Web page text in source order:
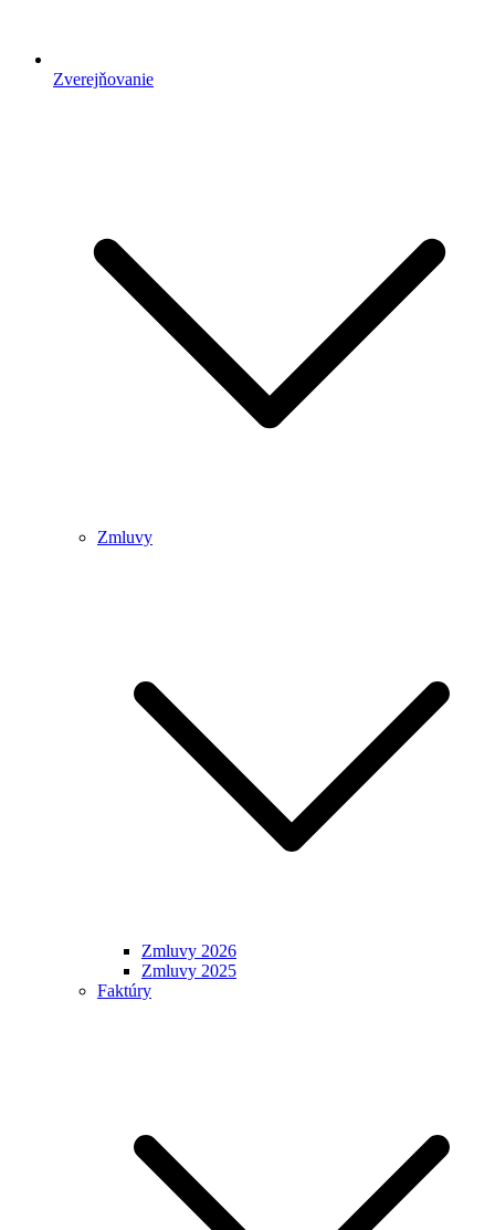
Zverejňovanie
Zmluvy
Zmluvy 2026
Zmluvy 2025
Faktúry